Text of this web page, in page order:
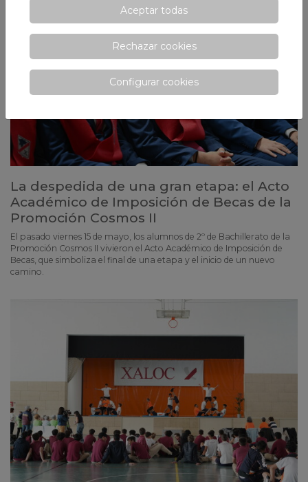
La despedida de una gran etapa: el Acto
Académico de Imposición de Becas de la
Promoción Cosmos II
El pasado viernes 15 de mayo, los alumnos de 2º de Bachillerato de la
Promoción Cosmos II vivieron el Acto Académico de Imposición de
Becas, que simboliza el final de una etapa y el inicio de un nuevo
camino.
Aceptar todas
Rechazar cookies
Configurar cookies